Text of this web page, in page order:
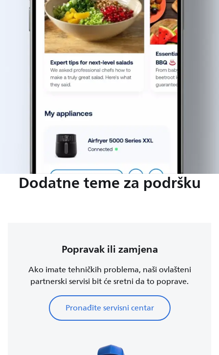
Dodatne teme za podršku
Popravak ili zamjena
Ako imate tehničkih problema, naši ovlašteni
partnerski servisi bit će sretni da to poprave.
Pronađite servisni centar